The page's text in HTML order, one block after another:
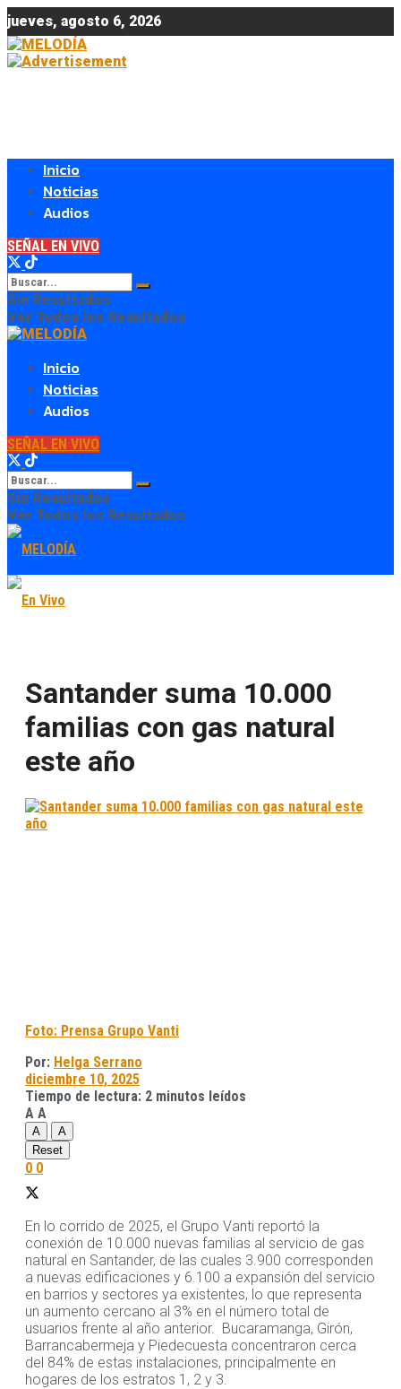
jueves, agosto 6, 2026
Inicio
Noticias
Audios
SEÑAL EN VIVO
Sin Resultados
Ver Todos los Resultados
Inicio
Noticias
Audios
SEÑAL EN VIVO
Sin Resultados
Ver Todos los Resultados
Santander suma 10.000
familias con gas natural
este año
Foto: Prensa Grupo Vanti
Por: Helga Serrano
diciembre 10, 2025
Tiempo de lectura: 2 minutos leídos
A A
A
A
Reset
0 0
En lo corrido de 2025, el Grupo Vanti reportó la
conexión de 10.000 nuevas familias al servicio de gas
natural en Santander, de las cuales 3.900 corresponden
a nuevas edificaciones y 6.100 a expansión del servicio
en barrios y sectores ya existentes, lo que representa
un aumento cercano al 3% en el número total de
usuarios frente al año anterior. Bucaramanga, Girón,
Barrancabermeja y Piedecuesta concentraron cerca
del 84% de estas instalaciones, principalmente en
hogares de los estratos 1, 2 y 3.